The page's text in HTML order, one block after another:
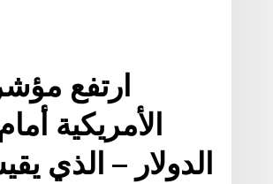
ارتفع
الدولار – الذي